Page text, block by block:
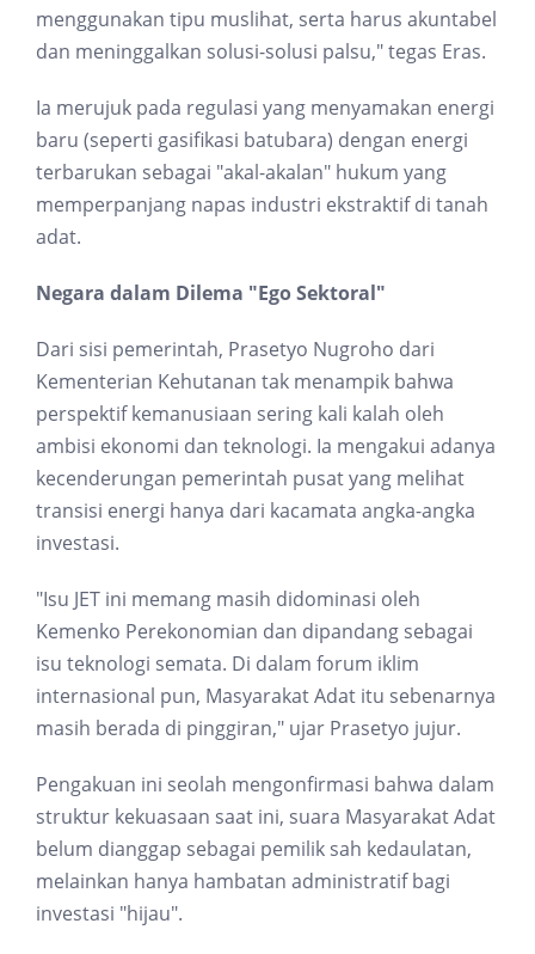
menggunakan tipu muslihat, serta harus akuntabel
dan meninggalkan solusi-solusi palsu," tegas Eras.
Ia merujuk pada regulasi yang menyamakan energi
baru (seperti gasifikasi batubara) dengan energi
terbarukan sebagai "akal-akalan" hukum yang
memperpanjang napas industri ekstraktif di tanah
adat.
Negara dalam Dilema "Ego Sektoral"
Dari sisi pemerintah, Prasetyo Nugroho dari
Kementerian Kehutanan tak menampik bahwa
perspektif kemanusiaan sering kali kalah oleh
ambisi ekonomi dan teknologi. Ia mengakui adanya
kecenderungan pemerintah pusat yang melihat
transisi energi hanya dari kacamata angka-angka
investasi.
"Isu JET ini memang masih didominasi oleh
Kemenko Perekonomian dan dipandang sebagai
isu teknologi semata. Di dalam forum iklim
internasional pun, Masyarakat Adat itu sebenarnya
masih berada di pinggiran," ujar Prasetyo jujur.
Pengakuan ini seolah mengonfirmasi bahwa dalam
struktur kekuasaan saat ini, suara Masyarakat Adat
belum dianggap sebagai pemilik sah kedaulatan,
melainkan hanya hambatan administratif bagi
investasi "hijau".